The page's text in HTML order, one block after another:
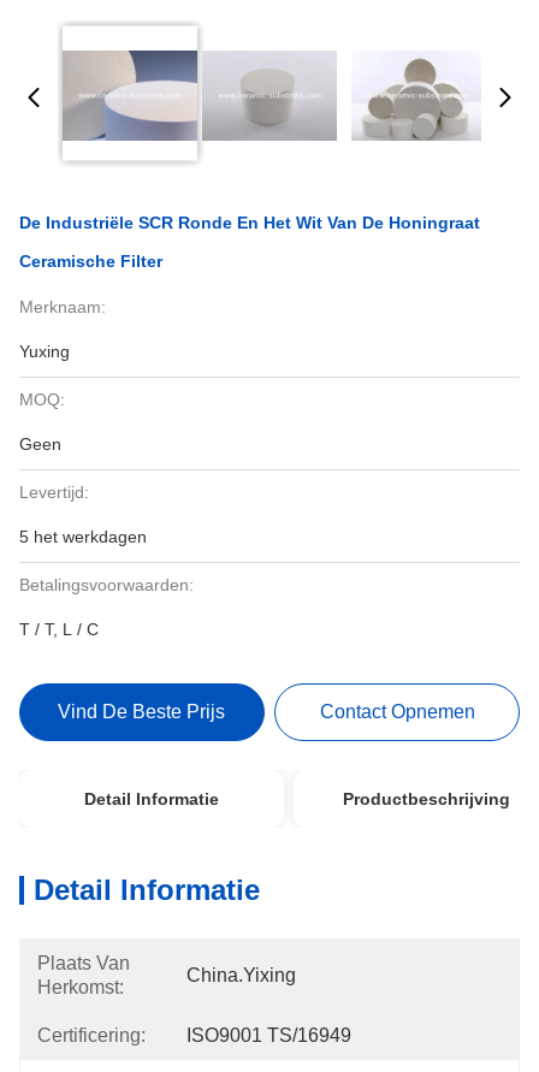
De Industriële SCR Ronde En Het Wit Van De Honingraat
Ceramische Filter
Merknaam:
Yuxing
MOQ:
Geen
Levertijd:
5 het werkdagen
Betalingsvoorwaarden:
T / T, L / C
Vind De Beste Prijs Contact Opnemen
Detail Informatie Productbeschrijving
Detail Informatie
Plaats Van
Herkomst:
China.Yixing
Certificering: ISO9001 TS/16949